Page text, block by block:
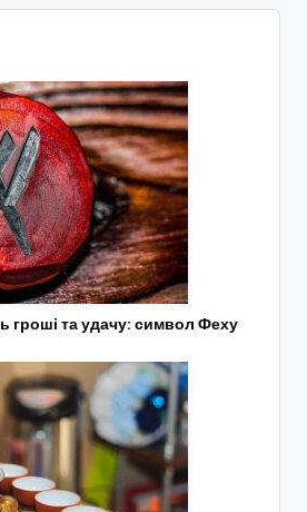
гроші та удачу: символ Феху